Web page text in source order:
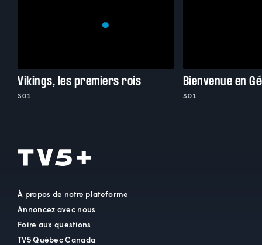
Vikings, les premiers rois
S01
Bienvenue en
S01
À propos de notre plateforme
Annoncez avec nous
Foire aux questions
TV5 Québec Canada